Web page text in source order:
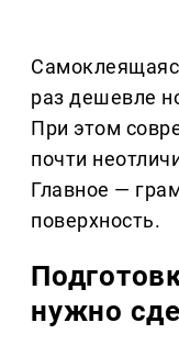
раз дешевле
При этом
почти
Главное —
поверхность.
нужно